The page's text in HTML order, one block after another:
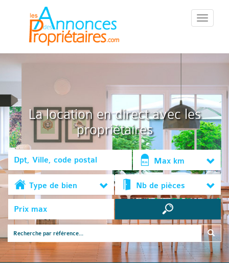
::Menu::
La location en direct avec les
propriétaires
Max km
Type de bien Nb de pièces